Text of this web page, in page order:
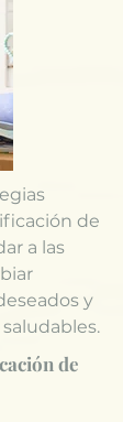
de
a las
y
de